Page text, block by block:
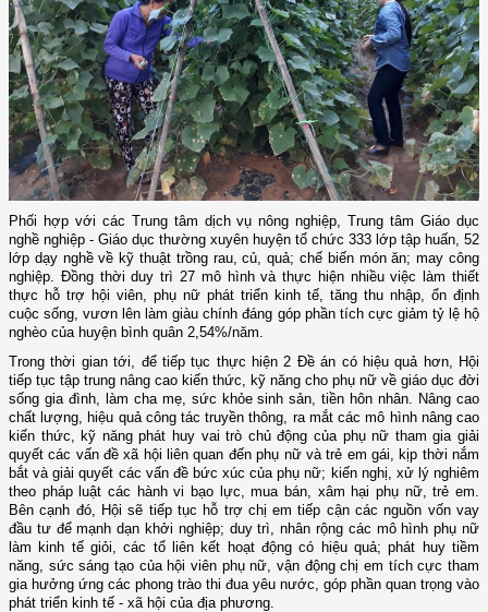
Phối hợp với các Trung tâm dịch vụ nông nghiệp, Trung tâm Giáo dục
nghề nghiệp - Giáo dục thường xuyên huyện tổ chức 333 lớp tập huấn, 52
lớp dạy nghề về kỹ thuật trồng rau, củ, quả; chế biến món ăn; may công
nghiệp. Đồng thời duy trì 27 mô hình và thực hiện nhiều việc làm thiết
thực hỗ trợ hội viên, phụ nữ phát triển kinh tế, tăng thu nhập, ổn định
cuộc sống, vươn lên làm giàu chính đáng góp phần tích cực giảm tỷ lệ hộ
nghèo của huyện bình quân 2,54%/năm.
Trong thời gian tới, để tiếp tục thực hiện 2 Đề án có hiệu quả hơn, Hội
tiếp tục tập trung nâng cao kiến thức, kỹ năng cho phụ nữ về giáo dục đời
sống gia đình, làm cha mẹ, sức khỏe sinh sản, tiền hôn nhân. Nâng cao
chất lượng, hiệu quả công tác truyền thông, ra mắt các mô hình nâng cao
kiến thức, kỹ năng phát huy vai trò chủ động của phụ nữ tham gia giải
quyết các vấn đề xã hội liên quan đến phụ nữ và trẻ em gái, kịp thời nắm
bắt và giải quyết các vấn đề bức xúc của phụ nữ; kiến nghị, xử lý nghiêm
theo pháp luật các hành vi bạo lực, mua bán, xâm hại phụ nữ, trẻ em.
Bên cạnh đó, Hội sẽ tiếp tục hỗ trợ chị em tiếp cận các nguồn vốn vay
đầu tư để mạnh dạn khởi nghiệp; duy trì, nhân rộng các mô hình phụ nữ
làm kinh tế giỏi, các tổ liên kết hoạt động có hiệu quả; phát huy tiềm
năng, sức sáng tạo của hội viên phụ nữ, vận động chị em tích cực tham
gia hưởng ứng các phong trào thi đua yêu nước, góp phần quan trọng vào
phát triển kinh tế - xã hội của địa phương.